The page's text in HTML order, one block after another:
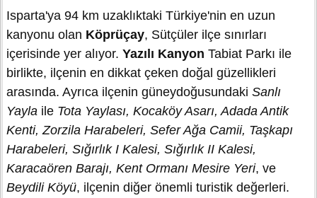
Isparta'ya 94 km uzaklıktaki Türkiye'nin en uzun
kanyonu olan Köprüçay, Sütçüler ilçe sınırları
içerisinde yer alıyor. Yazılı Kanyon Tabiat Parkı ile
birlikte, ilçenin en dikkat çeken doğal güzellikleri
arasında. Ayrıca ilçenin güneydoğusundaki Sanlı
Yayla ile Tota Yaylası, Kocaköy Asarı, Adada Antik
Kenti, Zorzila Harabeleri, Sefer Ağa Camii, Taşkapı
Harabeleri, Sığırlık I Kalesi, Sığırlık II Kalesi,
Karacaören Barajı, Kent Ormanı Mesire Yeri, ve
Beydili Köyü, ilçenin diğer önemli turistik değerleri.